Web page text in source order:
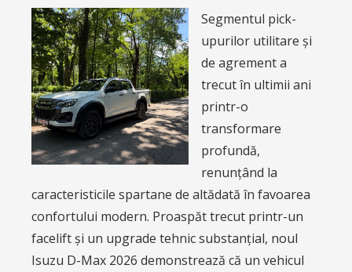
Segmentul pick-
upurilor utilitare și
de agrement a
trecut în ultimii ani
printr-o
transformare
profundă,
renunțând la
caracteristicile spartane de altădată în favoarea
confortului modern. Proaspăt trecut printr-un
facelift și un upgrade tehnic substanțial, noul
Isuzu D-Max 2026 demonstrează că un vehicul